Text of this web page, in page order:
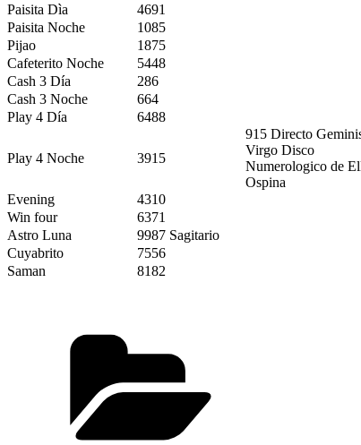
Paisita Dìa
4691
Paisita Noche
1085
Pijao
1875
Cafeterito Noche
5448
Cash 3 Día
286
Cash 3 Noche
664
Play 4 Día
6488
Play 4 Noche 3915
915 Directo
Virgo Disco
Numerologico de
Ospina
Evening
4310
Win four
6371
Astro Luna
9987 Sagitario
Cuyabrito
7556
Saman
8182